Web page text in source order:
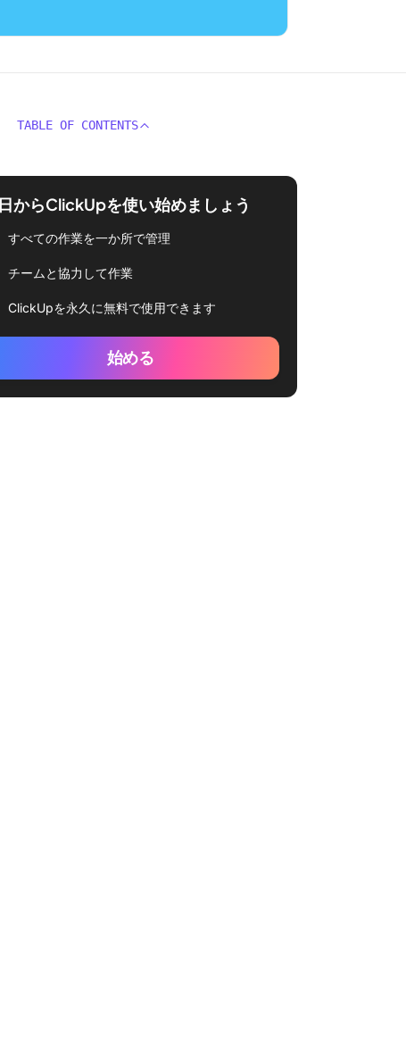
TABLE OF CONTENTS
からClickUpを使い始めましょう
すべての作業を一か所で管理
チームと協力して作業
ClickUpを永久に無料で使用できます
始める